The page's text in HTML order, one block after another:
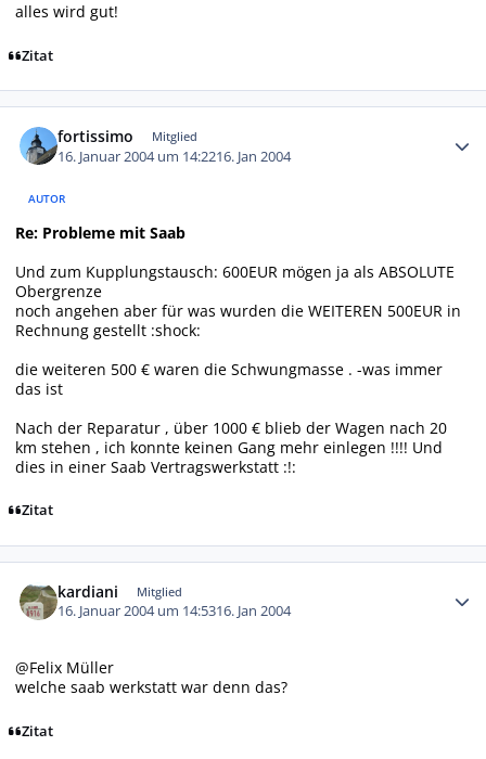
alles wird gut!
Zitat
fortissimo Mitglied
16. Januar 2004 um 14:2216. Jan 2004
AUTOR
Re: Probleme mit Saab
Und zum Kupplungstausch: 600EUR mögen ja als ABSOLUTE
Obergrenze
noch angehen aber für was wurden die WEITEREN 500EUR in
Rechnung gestellt :shock:
die weiteren 500 € waren die Schwungmasse . -was immer
das ist
Nach der Reparatur , über 1000 € blieb der Wagen nach 20
km stehen , ich konnte keinen Gang mehr einlegen !!!! Und
dies in einer Saab Vertragswerkstatt :!:
Zitat
kardiani Mitglied
16. Januar 2004 um 14:5316. Jan 2004
@Felix Müller
welche saab werkstatt war denn das?
Zitat